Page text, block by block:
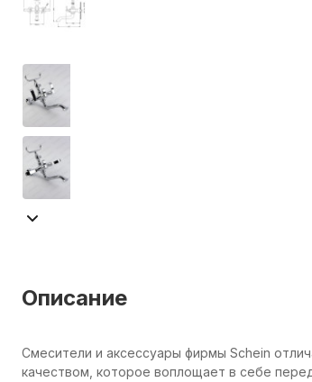
Описание
Смесители и аксессуары фирмы Schein
качеством, которое воплощает в себе